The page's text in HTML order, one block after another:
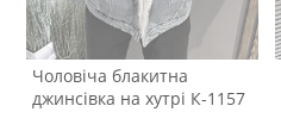
Чоловіча блакитна
джинсівка на хутрі К-1157